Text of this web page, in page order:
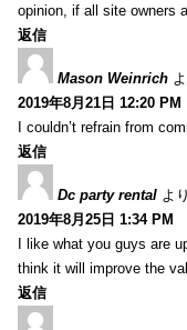
opinion, if all site owners
返信
Mason Weinrich
2019年8月21日 12:20 PM
I couldn’t refrain from
返信
Dc party rental よ
2019年8月25日 1:34 PM
I like what you guys are
think it will improve the
返信